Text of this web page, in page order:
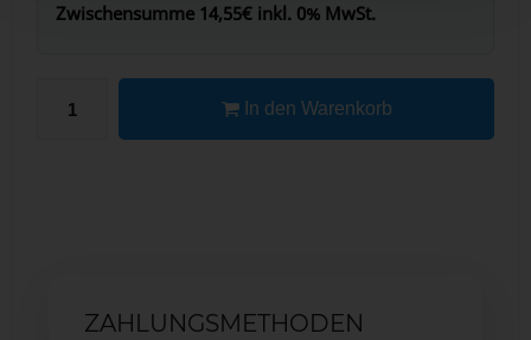
Zwischensumme 14,55€ inkl. 0% MwSt.
In den Warenkorb
ZAHLUNGSMETHODEN